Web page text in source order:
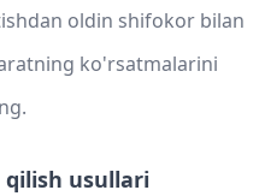
oldin shifokor bilan
ko'rsatmalarini
qilish usullari